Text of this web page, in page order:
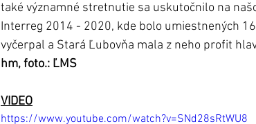
také významné stretnutie sa uskutočnilo na
Interreg 2014 - 2020, kde bolo umiestnených
vyčerpal a Stará Ľubovňa mala z neho profit
hm, foto.: ĽMS
VIDEO
https://www.youtube.com/watch?v=SNd28sRtWU8